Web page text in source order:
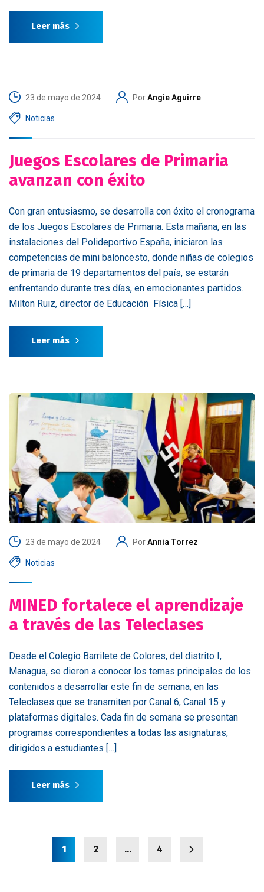
Leer más
23 de mayo de 2024 PorAngie Aguirre
Noticias
Juegos Escolares de Primaria
avanzan con éxito
Con gran entusiasmo, se desarrolla con éxito el cronograma
de los Juegos Escolares de Primaria. Esta mañana, en las
instalaciones del Polideportivo España, iniciaron las
competencias de mini baloncesto, donde niñas de colegios
de primaria de 19 departamentos del país, se estarán
enfrentando durante tres días, en emocionantes partidos.
Milton Ruiz, director de Educación Física […]
Leer más
23 de mayo de 2024 PorAnnia Torrez
Noticias
MINED fortalece el aprendizaje
a través de las Teleclases
Desde el Colegio Barrilete de Colores, del distrito I,
Managua, se dieron a conocer los temas principales de los
contenidos a desarrollar este fin de semana, en las
Teleclases que se transmiten por Canal 6, Canal 15 y
plataformas digitales. Cada fin de semana se presentan
programas correspondientes a todas las asignaturas,
dirigidos a estudiantes […]
Leer más
1 2 … 4